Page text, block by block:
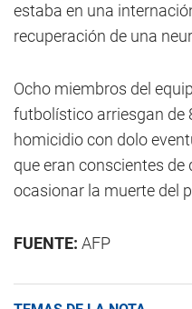
estaba en una
recuperación de una
Ocho miembros del
futbolístico arriesgan de
homicidio con dolo
que eran conscientes
ocasionar la muerte del
FUENTE: AFP